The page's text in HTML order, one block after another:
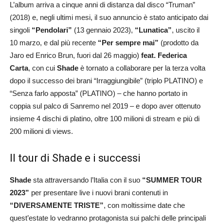
L’album arriva a cinque anni di distanza dal disco “Truman”
(2018) e, negli ultimi mesi, il suo annuncio è stato anticipato dai
singoli “Pendolari” (13 gennaio 2023), “Lunatica”, uscito il
10 marzo, e dal più recente “Per sempre mai” (prodotto da
Jaro ed Enrico Brun, fuori dal 26 maggio) feat. Federica
Carta, con cui Shade è tornato a collaborare per la terza volta
dopo il successo dei brani “Irraggiungibile” (triplo PLATINO) e
“Senza farlo apposta” (PLATINO) – che hanno portato in
coppia sul palco di Sanremo nel 2019 – e dopo aver ottenuto
insieme 4 dischi di platino, oltre 100 milioni di stream e più di
200 milioni di views.
Il tour di Shade e i successi
Shade sta attraversando l’Italia con il suo “SUMMER TOUR
2023” per presentare live i nuovi brani contenuti in
“DIVERSAMENTE TRISTE”, con moltissime date che
quest’estate lo vedranno protagonista sui palchi delle principali